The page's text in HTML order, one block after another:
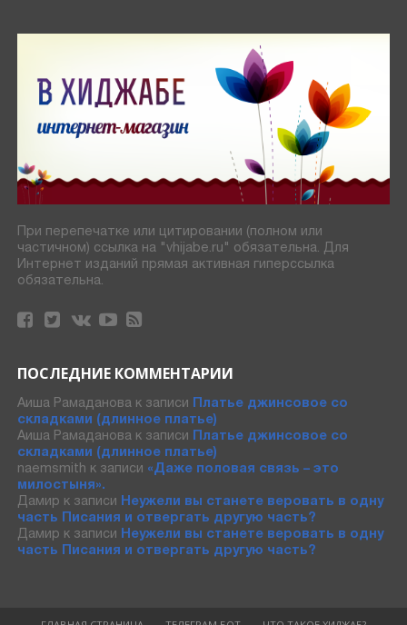
При перепечатке или цитировании (полном или
частичном) ссылка на "vhijabe.ru" обязательна. Для
Интернет изданий прямая активная гиперссылка
обязательна.
ПОСЛЕДНИЕ КОММЕНТАРИИ
Аиша Рамадановак записи Платье джинсовое со
складками (длинное платье)
Аиша Рамадановак записи Платье джинсовое со
складками (длинное платье)
naemsmith к записи «Даже половая связь – это
милостыня».
Дамир к записи Неужели вы станете веровать в одну
часть Писания и отвергать другую часть?
Дамир к записи Неужели вы станете веровать в одну
часть Писания и отвергать другую часть?